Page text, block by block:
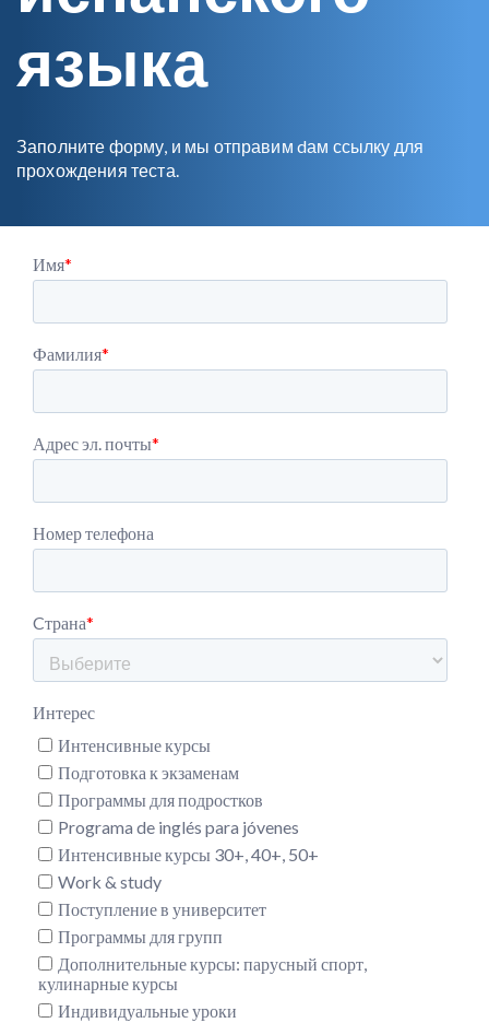
языка
Заполните форму, и мы отправим dам ссылку для
прохождения теста.